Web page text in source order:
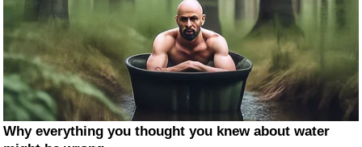
Why everything you thought you knew about water